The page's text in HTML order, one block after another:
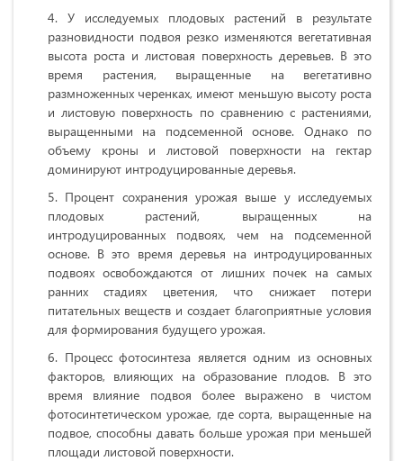
У исследуемых плодовых растений в результате
разновидности подвоя резко изменяются вегетативная
высота роста и листовая поверхность деревьев. В это
время растения, выращенные на вегетативно
размноженных черенках, имеют меньшую высоту роста
и листовую поверхность по сравнению с растениями,
выращенными на подсеменной основе. Однако по
объему кроны и листовой поверхности на гектар
доминируют интродуцированные деревья.
Процент сохранения урожая выше у исследуемых
плодовых растений, выращенных на
интродуцированных подвоях, чем на подсеменной
основе. В это время деревья на интродуцированных
подвоях освобождаются от лишних почек на самых
ранних стадиях цветения, что снижает потери
питательных веществ и создает благоприятные условия
для формирования будущего урожая.
Процесс фотосинтеза является одним из основных
факторов, влияющих на образование плодов. В это
время влияние подвоя более выражено в чистом
фотосинтетическом урожае, где сорта, выращенные на
подвое, способны давать больше урожая при меньшей
площади листовой поверхности.